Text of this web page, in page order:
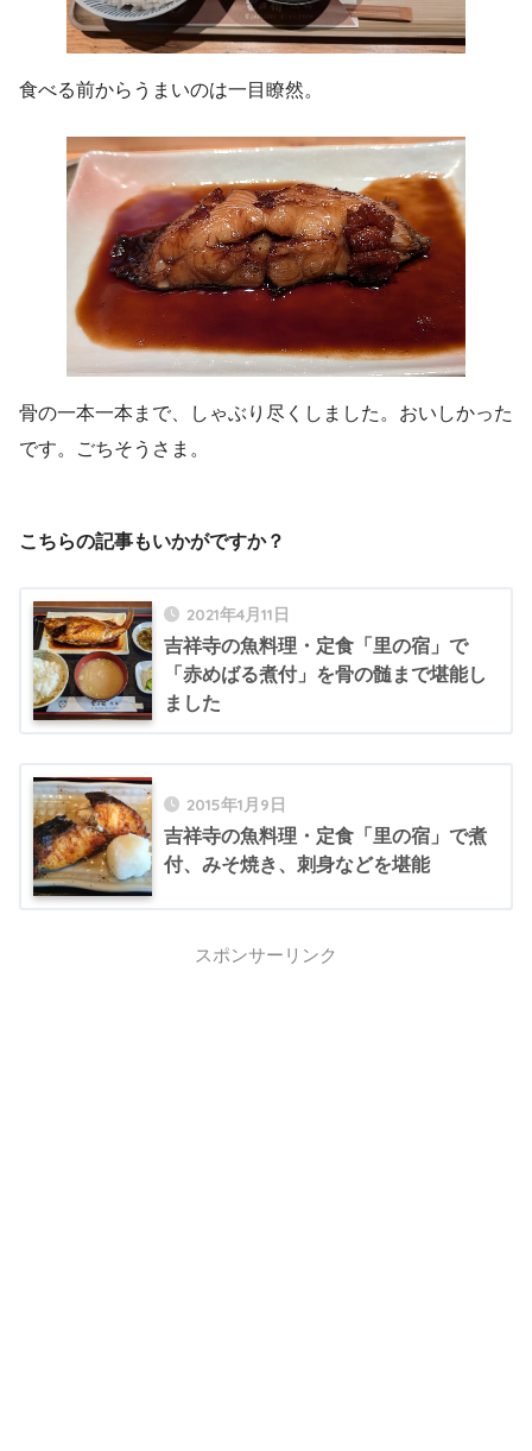
食べる前からうまいのは一目瞭然。
骨の一本一本まで、しゃぶり尽くしました。おいしかった
です。ごちそうさま。
こちらの記事もいかがですか？
2021年4月11日
吉祥寺の魚料理・定食「里の宿」で
「赤めばる煮付」を骨の髄まで堪能し
ました
2015年1月9日
吉祥寺の魚料理・定食「里の宿」で煮
付、みそ焼き、刺身などを堪能
スポンサーリンク